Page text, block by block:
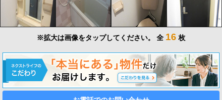
※拡大は画像をタップしてください。 全 16 枚